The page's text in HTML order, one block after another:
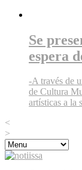
Se
espera
-A través de
de Cultura
artísticas a la
<
>